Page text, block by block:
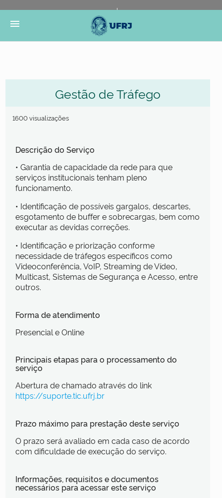
Portal do Governo Brasileiro
Governo
menu
Gestão de Tráfego
1600 visualizações
Descrição do Serviço
• Garantia de capacidade da rede para que
serviços institucionais tenham pleno
funcionamento.
• Identificação de possíveis gargalos, descartes,
esgotamento de buffer e sobrecargas, bem como
executar as devidas correções.
• Identificação e priorização conforme
necessidade de tráfegos específicos como
Videoconferência, VoIP, Streaming de Vídeo,
Multicast, Sistemas de Segurança e Acesso, entre
outros.
Forma de atendimento
Presencial e Online
Principais etapas para o processamento do
serviço
Abertura de chamado através do link
https://suporte.tic.ufrj.br
Prazo máximo para prestação deste serviço
O prazo será avaliado em cada caso de acordo
com dificuldade de execução do serviço.
Informações, requisitos e documentos
necessários para acessar este serviço